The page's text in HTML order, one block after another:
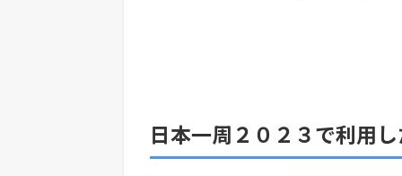
日本一周２０２３で利用